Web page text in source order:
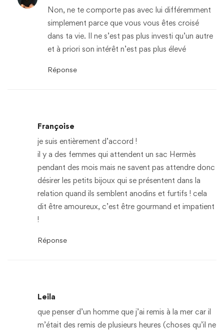
Non, ne te comporte pas avec lui différemment
simplement parce que vous vous êtes croisé
dans ta vie. Il ne s’est pas plus investi qu’un autre
et à priori son intérêt n’est pas plus élevé
Réponse
Françoise
je suis entièrement d’accord !
il y a des femmes qui attendent un sac Hermès
pendant des mois mais ne savent pas attendre donc
désirer les petits bijoux qui se présentent dans la
relation quand ils semblent anodins et furtifs ! cela
dit être amoureux, c’est être gourmand et impatient
!
Réponse
Leila
que penser d’un homme que j’ai remis à la mer car il
m’était des remis de plusieurs heures (choses qu’il ne